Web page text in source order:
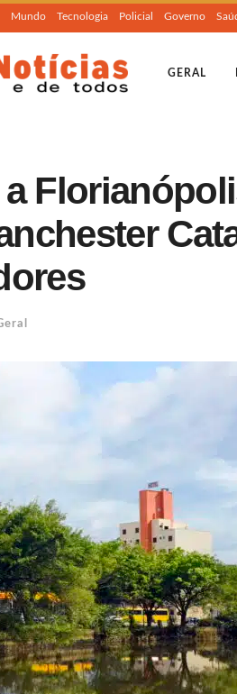
Mundo Tecnologia Policial Governo
GERAL